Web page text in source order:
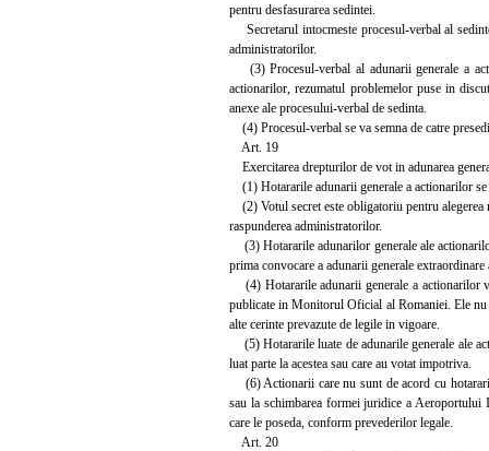
pentru desfasurarea sedintei.
Secretarul intocmeste procesul-verbal al
administratorilor.
(3) Procesul-verbal al adunarii generale a
actionarilor, rezumatul problemelor puse in
anexe ale procesului-verbal de sedinta.
(4) Procesul-verbal se va semna de catre
Art. 19
Exercitarea drepturilor de vot in adunarea
(1) Hotararile adunarii generale a actionarilor
(2) Votul secret este obligatoriu pentru
raspunderea administratorilor.
(3) Hotararile adunarilor generale ale
prima convocare a adunarii generale
(4) Hotararile adunarii generale a actionarilor
publicate in Monitorul Oficial al Romaniei. Ele nu
alte cerinte prevazute de legile in vigoare.
(5) Hotararile luate de adunarile generale ale
luat parte la acestea sau care au votat impotriva.
(6) Actionarii care nu sunt de acord cu
sau la schimbarea formei juridice a Aeroportului
care le poseda, conform prevederilor legale.
Art. 20